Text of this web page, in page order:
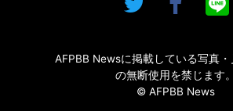
AFPBB Newsに掲載している写真
の無断使用を禁じます。
© AFPBB News